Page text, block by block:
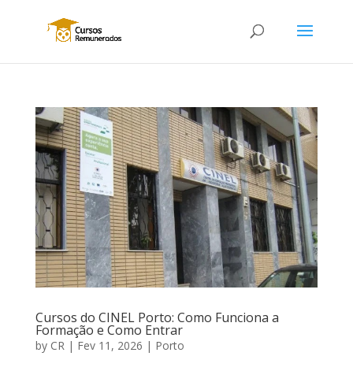
Cursos do CINEL Porto: Como Funciona a
Formação e Como Entrar
by CR | Fev 11, 2026 | Porto